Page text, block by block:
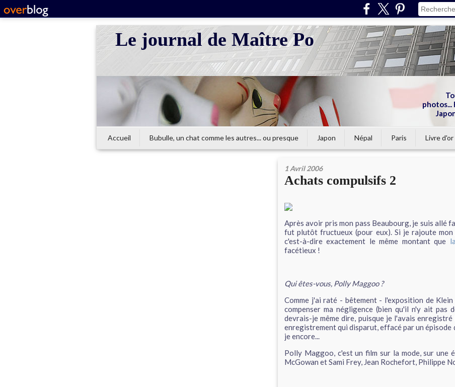
Le journal de Maître Po
photos...
Accueil Bubulle, un chat comme les autres... ou presque Japon Népal Paris Livre d'or
1 Avril 2006
Achats compulsifs 2
Après avoir pris mon pass Beaubourg, je suis allé
fut plutôt fructueux (pour eux). Si je rajoute
c'est-à-dire exactement le même montant que
facétieux !
Qui êtes-vous, Polly Maggoo ?
Comme j'ai raté - bêtement - l'exposition de
compenser ma négligence (bien qu'il n'y ait pas
devrais-je même dire, puisque je l'avais
enregistrement qui disparut, effacé par un épisode
je encore...
Polly Maggoo, c'est un film sur la mode, sur une
McGowan et Sami Frey, Jean Rochefort, Philippe